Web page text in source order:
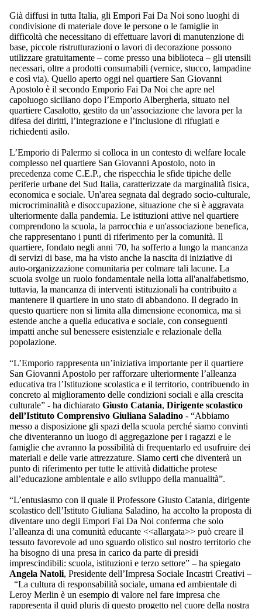
Già diffusi in tutta Italia, gli Empori Fai Da Noi sono luoghi di
condivisione di materiale dove le persone o le famiglie in
difficoltà che necessitano di effettuare lavori di manutenzione di
base, piccole ristrutturazioni o lavori di decorazione possono
utilizzare gratuitamente – come presso una biblioteca – gli utensili
necessari, oltre a prodotti consumabili (vernice, stucco, lampadine
e così via). Quello aperto oggi nel quartiere San Giovanni
Apostolo è il secondo Emporio Fai Da Noi che apre nel
capoluogo siciliano dopo l’Emporio Albergheria, situato nel
quartiere Casalotto, gestito da un’associazione che lavora per la
difesa dei diritti, l’integrazione e l’inclusione di rifugiati e
richiedenti asilo.
L’Emporio di Palermo si colloca in un contesto di welfare locale
complesso nel quartiere San Giovanni Apostolo, noto in
precedenza come C.E.P., che rispecchia le sfide tipiche delle
periferie urbane del Sud Italia, caratterizzate da marginalità fisica,
economica e sociale. Un'area segnata dal degrado socio-culturale,
microcriminalità e disoccupazione, situazione che si è aggravata
ulteriormente dalla pandemia. Le istituzioni attive nel quartiere
comprendono la scuola, la parrocchia e un'associazione benefica,
che rappresentano i punti di riferimento per la comunità. Il
quartiere, fondato negli anni '70, ha sofferto a lungo la mancanza
di servizi di base, ma ha visto anche la nascita di iniziative di
auto-organizzazione comunitaria per colmare tali lacune. La
scuola svolge un ruolo fondamentale nella lotta all'analfabetismo,
tuttavia, la mancanza di interventi istituzionali ha contribuito a
mantenere il quartiere in uno stato di abbandono. Il degrado in
questo quartiere non si limita alla dimensione economica, ma si
estende anche a quella educativa e sociale, con conseguenti
impatti anche sul benessere esistenziale e relazionale della
popolazione.
“L’Emporio rappresenta un’iniziativa importante per il quartiere
San Giovanni Apostolo per rafforzare ulteriormente l’alleanza
educativa tra l’Istituzione scolastica e il territorio, contribuendo in
concreto al miglioramento delle condizioni sociali e alla crescita
culturale” - ha dichiarato Giusto Catania, Dirigente scolastico
dell’Istituto Comprensivo Giuliana Saladino - “Abbiamo
messo a disposizione gli spazi della scuola perché siamo convinti
che diventeranno un luogo di aggregazione per i ragazzi e le
famiglie che avranno la possibilità di frequentarlo ed usufruire dei
materiali e delle varie attrezzature. Siamo certi che diventerà un
punto di riferimento per tutte le attività didattiche protese
all’educazione ambientale e allo sviluppo della manualità”.
“L’entusiasmo con il quale il Professore Giusto Catania, dirigente
scolastico dell’Istituto Giuliana Saladino, ha accolto la proposta di
diventare uno degli Empori Fai Da Noi conferma che solo
l’alleanza di una comunità educante <<allargata>> può creare il
tessuto favorevole ad uno sguardo olistico sul nostro territorio che
ha bisogno di una presa in carico da parte di presidi
imprescindibili: scuola, istituzioni e terzo settore” – ha spiegato
Angela Natoli, Presidente dell’Impresa Sociale Incastri Creativi –
“La cultura di responsabilità sociale, umana ed ambientale di
Leroy Merlin è un esempio di valore nel fare impresa che
rappresenta il quid pluris di questo progetto nel cuore della nostra